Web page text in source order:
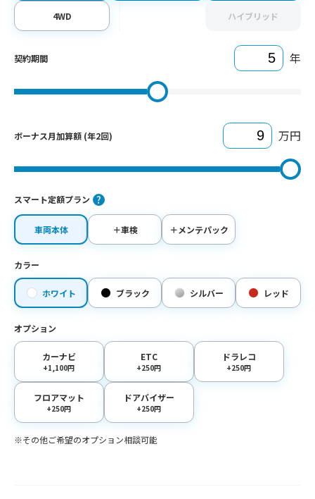
4WD ハイブリッド
契約期間 年
ボーナス月加算額 (年2回) 万円
スマート定額プラン
車両本体 ＋車検 ＋メンテパック
カラー
ホワイト ブラック シルバー レッド
オプション
カーナビ
+1,100円
ETC
+250円
ドラレコ
+250円
フロアマット
+250円
ドアバイザー
+250円
※その他ご希望のオプション相談可能